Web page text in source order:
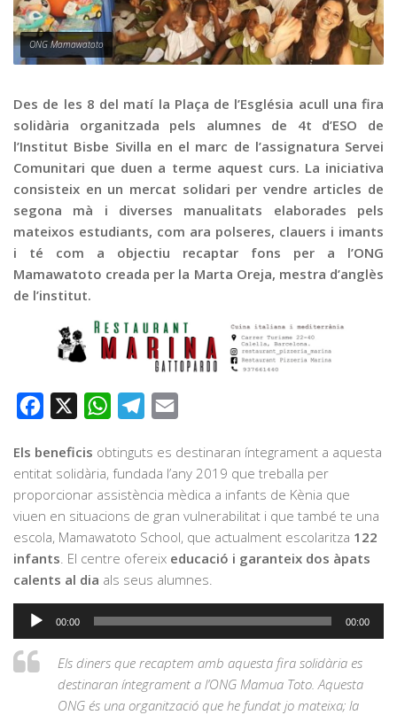
Publicitat
Contacte
ONG Mamawatoto
Des de les 8 del matí la Plaça de l’Església acull una fira
solidària organitzada pels alumnes de 4t d’ESO de
l’Institut Bisbe Sivilla en el marc de l’assignatura Servei
Comunitari que duen a terme aquest curs. La iniciativa
consisteix en un mercat solidari per vendre articles de
segona mà i diverses manualitats elaborades pels
mateixos estudiants, com ara polseres, clauers i imants
i té com a objectiu recaptar fons per a l’ONG
Mamawatoto creada per la Marta Oreja, mestra d’anglès
de l’institut.
Facebook WhatsAppTelegram
Els beneficis obtinguts es destinaran íntegrament a aquesta
entitat solidària, fundada l’any 2019 que treballa per
proporcionar assistència mèdica a infants de Kènia que
viuen en situacions de gran vulnerabilitat i que també te una
escola, Mamawatoto School, que actualment escolaritza 122
infants . El centre ofereix educació i garanteix dos àpats
calents al dia als seus alumnes.
Reproductor
00:00 00:00
Els diners que recaptem amb aquesta fira solidària es
destinaran íntegrament a l’ONG Mamua Toto. Aquesta
ONG és una organització que he fundat jo mateixa; la